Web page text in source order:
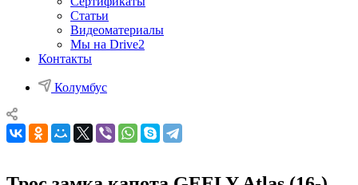
Статьи
Видеоматериалы
Мы на Drive2
Контакты
Колумбус